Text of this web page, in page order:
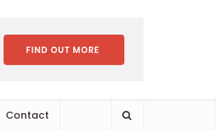
Contact